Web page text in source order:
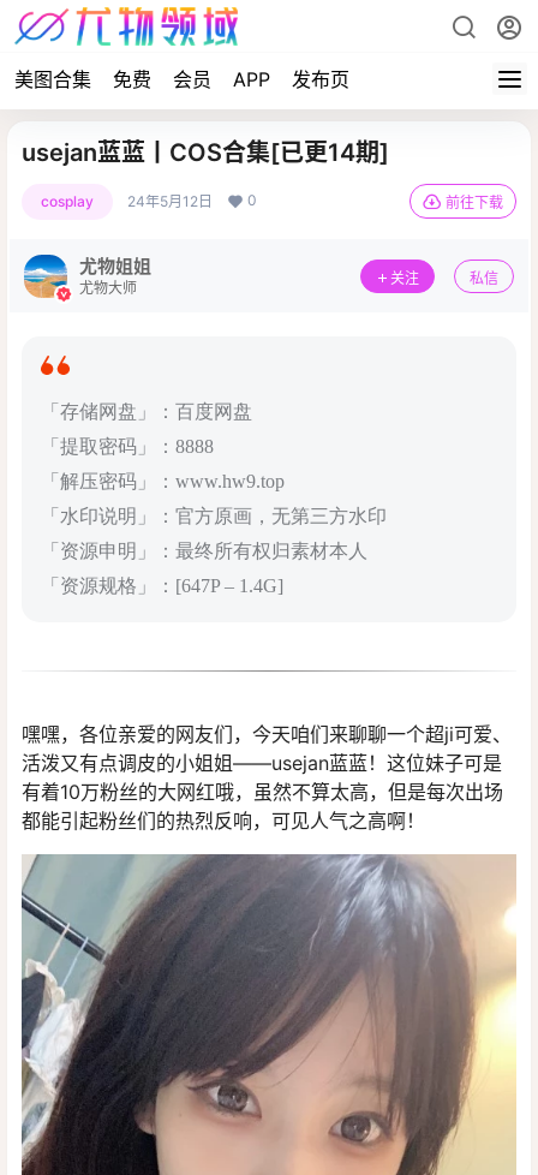
美图合集 免费 会员 APP 发布页
usejan蓝蓝丨COS合集[已更14期]
cosplay 24年5月12日 0 前往下载
尤物姐姐
尤物大师
关注 私信
「存储网盘」：百度网盘
「提取密码」：8888
「解压密码」：www.hw9.top
「水印说明」：官方原画，无第三方水印
「资源申明」：最终所有权归素材本人
「资源规格」：[647P – 1.4G]
嘿嘿，各位亲爱的网友们，今天咱们来聊聊一个超ji可爱、
活泼又有点调皮的小姐姐——usejan蓝蓝！这位妹子可是
有着10万粉丝的大网红哦，虽然不算太高，但是每次出场
都能引起粉丝们的热烈反响，可见人气之高啊！